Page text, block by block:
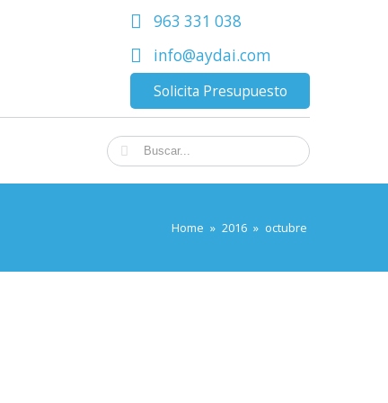
963 331 038
info@aydai.com
Solicita Presupuesto
Home » 2016 » octubre